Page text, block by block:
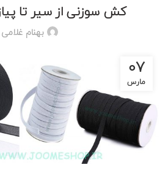
کش سوزنی از سیر تا
بهنام غلامی
07
مارس